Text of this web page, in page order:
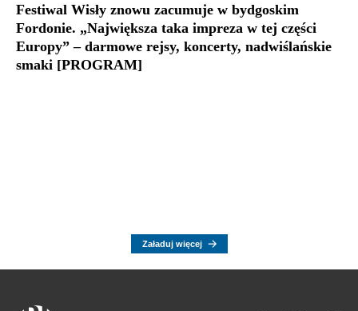
Festiwal Wisły znowu zacumuje w bydgoskim
Fordonie. „Największa taka impreza w tej części
Europy” – darmowe rejsy, koncerty, nadwiślańskie
smaki [PROGRAM]
Załaduj więcej